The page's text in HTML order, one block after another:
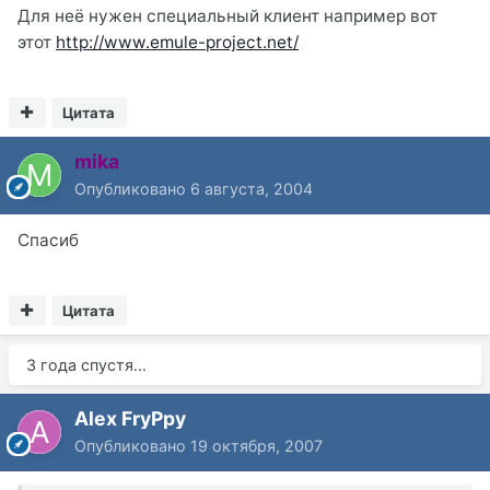
Для неё нужен специальный клиент например вот
этот http://www.emule-project.net/
Цитата
mika
Опубликовано 6 августа, 2004
Cпасиб
Цитата
3 года спустя...
Alex FryPpy
Опубликовано 19 октября, 2007